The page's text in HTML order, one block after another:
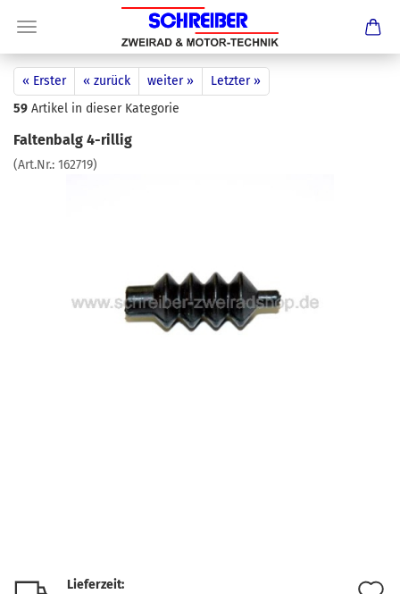
« Erster « zurück weiter »
Letzter »
59 Artikel in dieser Kategorie
Faltenbalg 4-rillig
(Art.Nr.: 162719)
Lieferzeit: